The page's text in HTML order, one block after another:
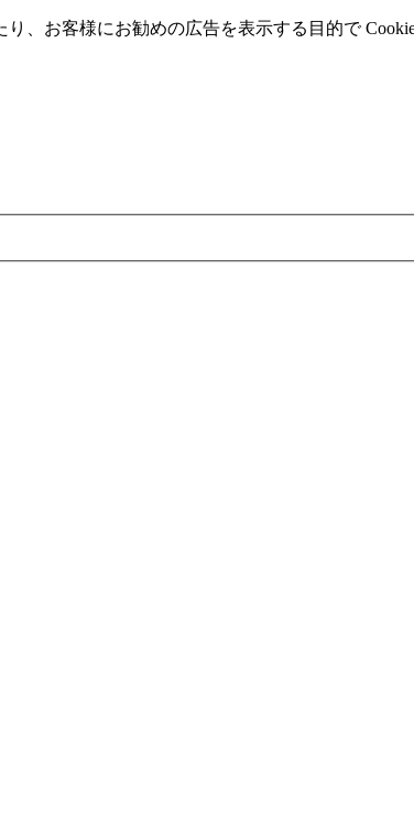
、お客様にお勧めの広告を表⽰する⽬的で